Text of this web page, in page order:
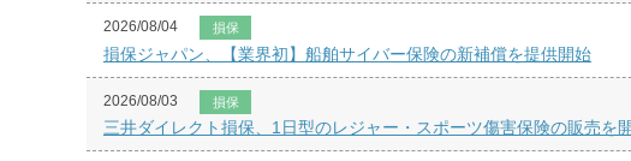
2026/08/04 損保
損保ジャパン、【業界初】船舶サイバー保険の新補償を提供開始
2026/08/03 損保
三井ダイレクト損保、1日型のレジャー・スポーツ傷害保険の販売を